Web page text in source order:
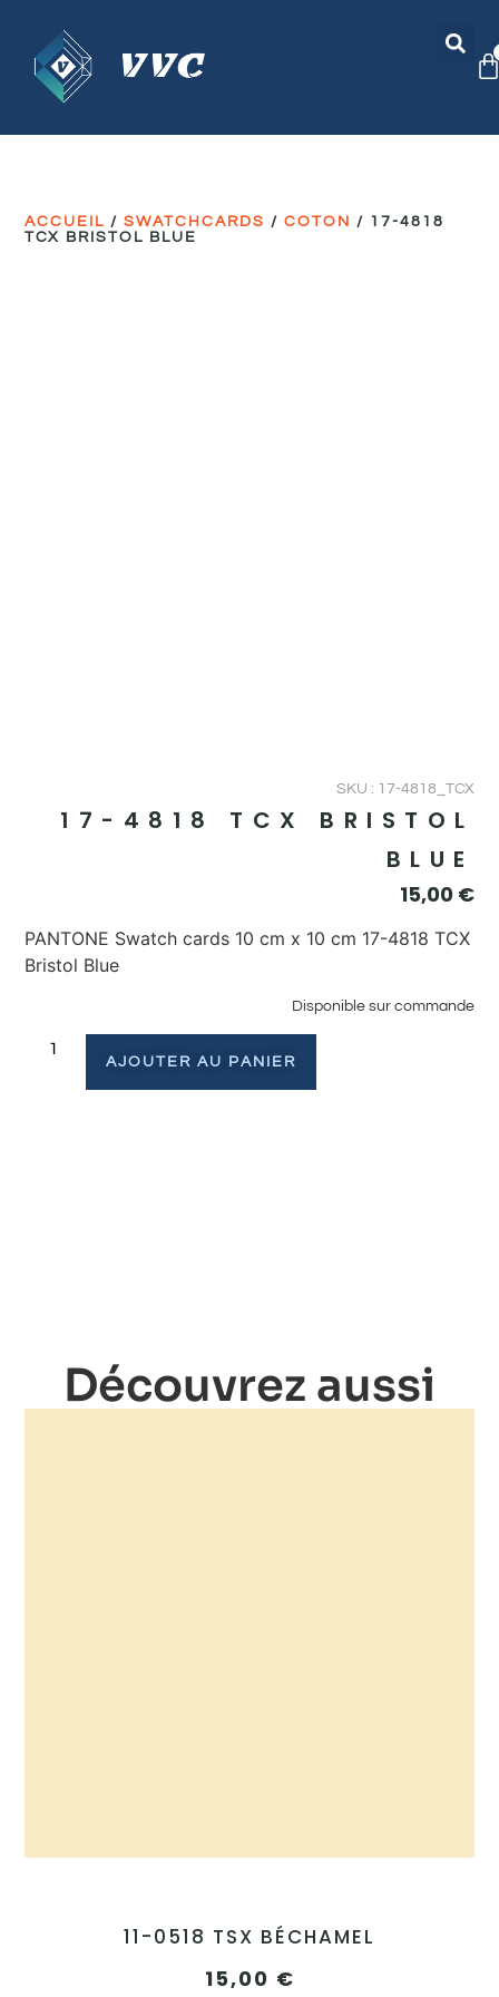
ACCUEIL /SWATCHCARDS /COTON / 17-4818
TCX BRISTOL BLUE
SKU : 17-4818_TCX
17-4818 TCX BRISTOL
BLUE
15,00 €
PANTONE Swatch cards 10 cm x 10 cm 17-4818 TCX
Bristol Blue
Disponible sur commande
AJOUTER AU PANIER
Découvrez aussi
11-0518 TSX BÉCHAMEL
15,00 €